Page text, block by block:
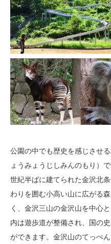
公園の中でも歴史を感じさせ
ょうみょうじしみんのもり）
世紀半ばに建てられた金沢北
わりを囲む小高い山に広がる
く、金沢三山の金沢山を中心
内は遊歩道が整備され、国の
ができます。金沢山のてっぺ